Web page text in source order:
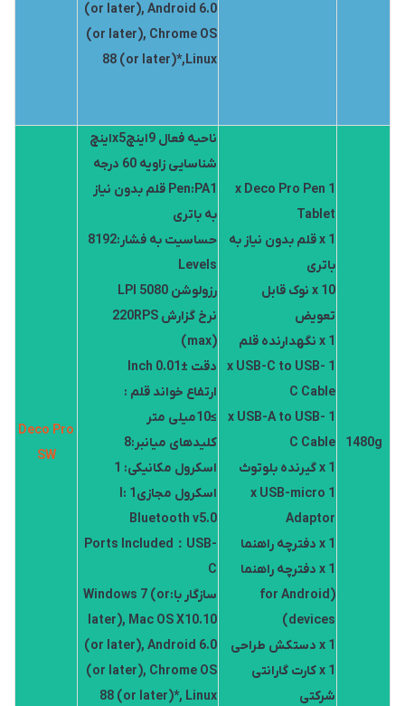
(or later), Android 6.0
(or later), Chrome OS
88 (or later)*,Linux
1480g
1 x Deco Pro Pen
Tablet
1 x قلم بدون نیاز به
باتری
10 x نوک قابل
تعویض
1 x نگهدارنده قلم
1 x USB-C to USB-
C Cable
1 x USB-A to USB-
C Cable
1 x گیرنده بلوتوث
1 x USB-micro
Adaptor
1 x دفترچه راهنما
1 x دفترچه راهنما
(for Android
devices)
1 x دستکش طراحی
1 x کارت گارانتی
شرکتی
ناحیه فعال 9اینچx5اینچ
شناسایی زاویه 60 درجه
Pen:PA1 قلم بدون نیاز
به باتری
حساسیت به فشار:8192
Levels
رزولوشن 5080 LPI
نرخ گزارش 220RPS
(max)
دقت ±0.01 Inch
ارتفاع خواند قلم :
≥10میلی متر
کلیدهای میانبر:8
اسکرول مکانیکی: 1
اسکرول مجازیl: 1
Bluetooth v5.0
Ports Included：USB-
C
سازگار با:Windows 7 (or
later), Mac OS X10.10
(or later), Android 6.0
(or later), Chrome OS
88 (or later)*, Linux
Deco Pro
SW